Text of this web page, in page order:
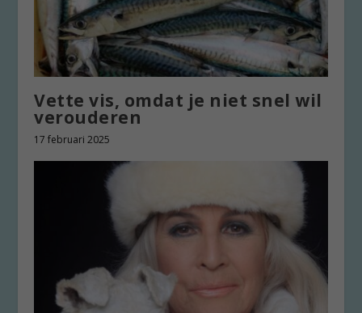
Vette vis, omdat je niet snel wil
verouderen
17 februari 2025